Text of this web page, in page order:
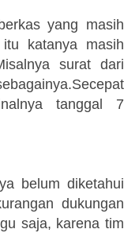
yang masih
katanya masih
surat dari
tanggal 7
belum diketahui
dukungan
saja, karena tim